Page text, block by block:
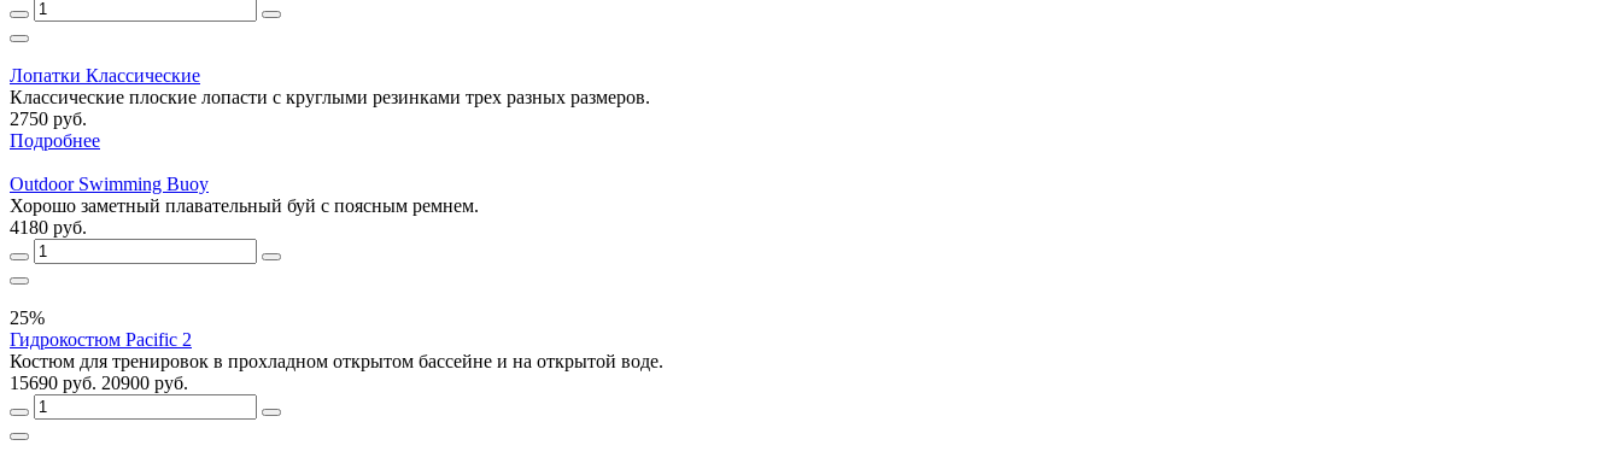
Лопатки Классические
Классические плоские лопасти с круглыми резинками трех разных размеров.
2750 руб.
Подробнее
Outdoor Swimming Buoy
Хорошо заметный плавательный буй с поясным ремнем.
4180 руб.
25%
Гидрокостюм Pacific 2
Костюм для тренировок в прохладном открытом бассейне и на открытой воде.
15690 руб. 20900 руб.